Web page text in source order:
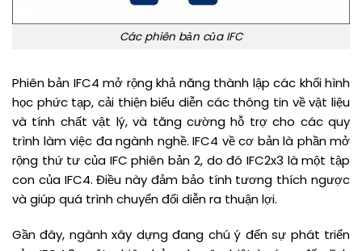
Các phiên bản của IFC
Phiên bản IFC4 mở rộng khả năng thành lập các khối hình
học phức tạp, cải thiện biểu diễn các thông tin về vật liệu
và tính chất vật lý, và tăng cường hỗ trợ cho các quy
trình làm việc đa ngành nghề. IFC4 về cơ bản là phần mở
rộng thứ tư của IFC phiên bản 2, do đó IFC2x3 là một tập
con của IFC4. Điều này đảm bảo tính tương thích ngược
và giúp quá trình chuyển đổi diễn ra thuận lợi.
Gần đây, ngành xây dựng đang chú ý đến sự phát triển